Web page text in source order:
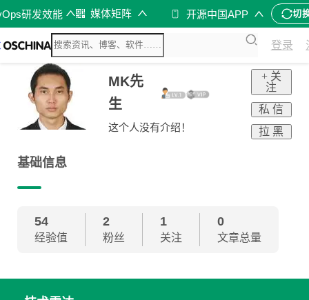
研发效能 媒体矩阵 开源中国APP 切
登录
MK先
生
这个人没有介绍！
+ 关
注
私 信
拉 黑
基础信息
54
经验值
2
粉丝
1
关注
0
文章总量